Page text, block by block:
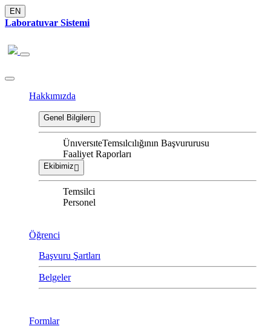
EN
Laboratuvar Sistemi
Hakkımızda
Genel Bilgiler
ÜnıversıteTemsılcılığının Başvururusu
Faaliyet Raporları
Ekibimiz
Temsilci
Personel
Öğrenci
Başvuru Şartları
Belgeler
Formlar